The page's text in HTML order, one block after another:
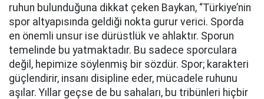
ruhun bulunduğuna dikkat çeken Baykan, “Türkiye’nin
spor altyapısında geldiği nokta gurur verici. Sporda
en önemli unsur ise dürüstlük ve ahlaktır. Sporun
temelinde bu yatmaktadır. Bu sadece sporculara
değil, hepimize söylenmiş bir sözdür. Spor; karakteri
güçlendirir, insanı disipline eder, mücadele ruhunu
aşılar. Yıllar geçse de bu sahaları, bu tribünleri hiçbir